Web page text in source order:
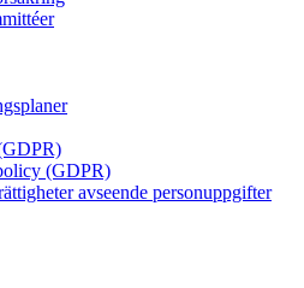
(GDPR)
avseende personuppgifter